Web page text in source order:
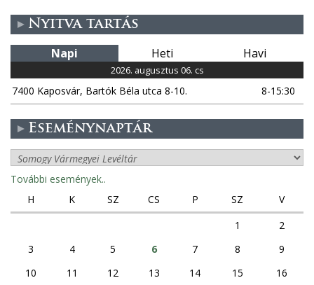
Nyitva tartás
Napi Heti Havi
2026. augusztus 06. cs
7400 Kaposvár, Bartók Béla utca 8-10. 8-15:30
Eseménynaptár
További események..
H
K SZ CS P SZ
V
1
2
3
4 5 6 7 8
9
10
11 12 13 14 15
16